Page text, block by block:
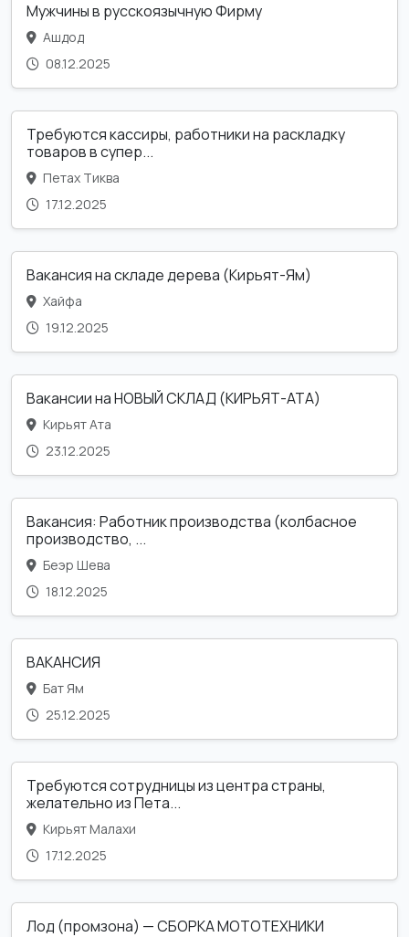
Мужчины в русскоязычную Фирму
Ашдод
08.12.2025
Требуются кассиры, работники на раскладку
товаров в супер...
Петах Тиква
17.12.2025
Вакансия на складе дерева (Кирьят-Ям)
Хайфа
19.12.2025
Вакансии на НОВЫЙ СКЛАД (КИРЬЯТ-АТА)
Кирьят Ата
23.12.2025
Вакансия: Работник производства (колбасное
производство, ...
Беэр Шева
18.12.2025
ВАКАНСИЯ
Бат Ям
25.12.2025
Требуются сотрудницы из центра страны,
желательно из Пета...
Кирьят Малахи
17.12.2025
Лод (промзона) — СБОРКА МОТОТЕХНИКИ